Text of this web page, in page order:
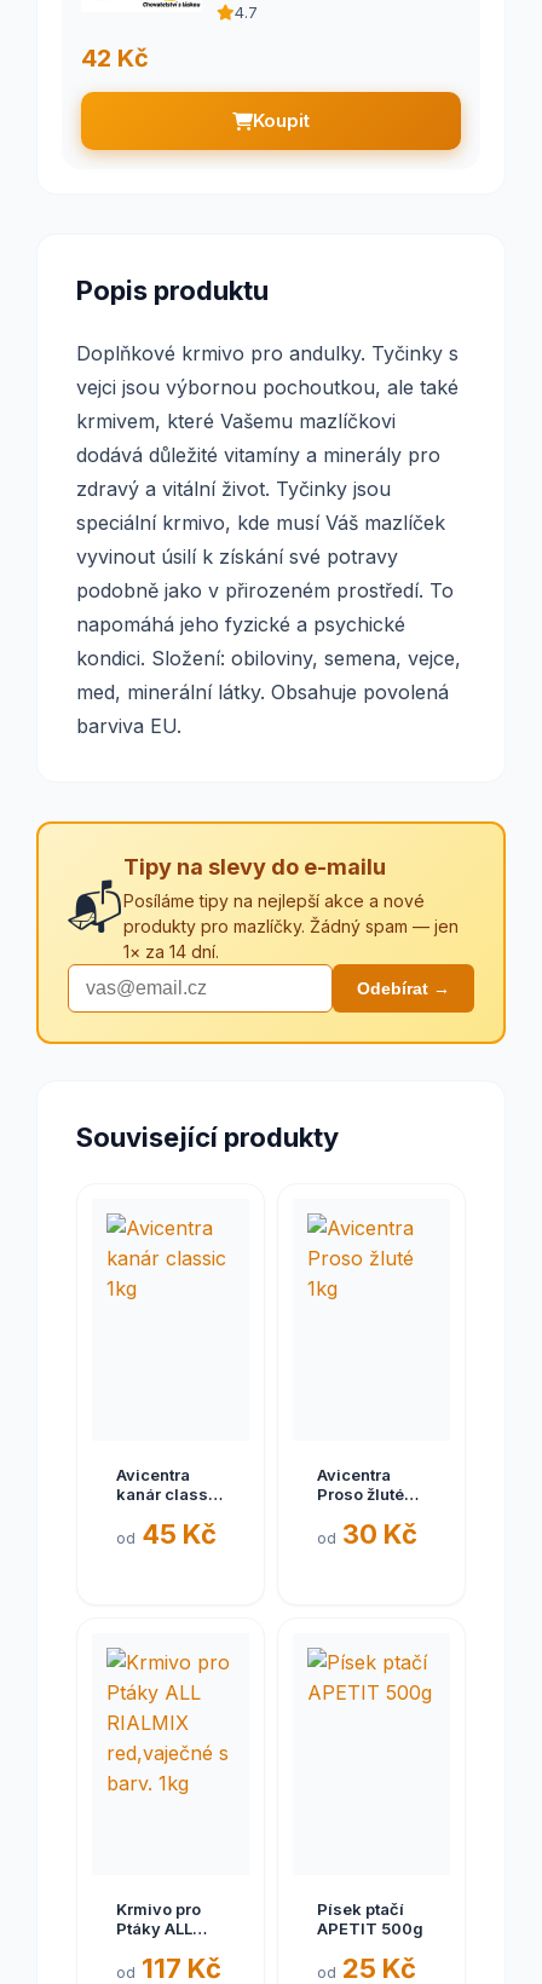
4.7
42 Kč
Koupit
Popis produktu
Doplňkové krmivo pro andulky. Tyčinky s
vejci jsou výbornou pochoutkou, ale také
krmivem, které Vašemu mazlíčkovi
dodává důležité vitamíny a minerály pro
zdravý a vitální život. Tyčinky jsou
speciální krmivo, kde musí Váš mazlíček
vyvinout úsilí k získání své potravy
podobně jako v přirozeném prostředí. To
napomáhá jeho fyzické a psychické
kondici. Složení: obiloviny, semena, vejce,
med, minerální látky. Obsahuje povolená
barviva EU.
📬
Tipy na slevy do e-mailu
Posíláme tipy na nejlepší akce a nové
produkty pro mazlíčky. Žádný spam — jen
1× za 14 dní.
Odebírat →
Související produkty
Avicentra
kanár classic
od 45 Kč
Avicentra
Proso žluté
od 30 Kč
Krmivo pro
Ptáky ALL
red,vaječné s
od 117 Kč
Písek ptačí
APETIT 500g
od 25 Kč